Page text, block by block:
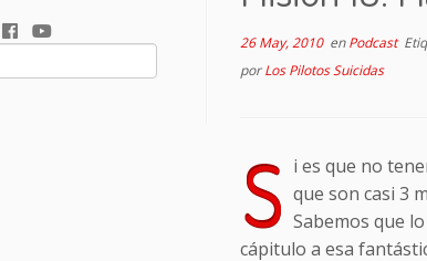
26 May, 2010enPodcast
porLos Pilotos Suicidas
S i es que no
que son casi 3
Sabemos que
cápitulo a esa